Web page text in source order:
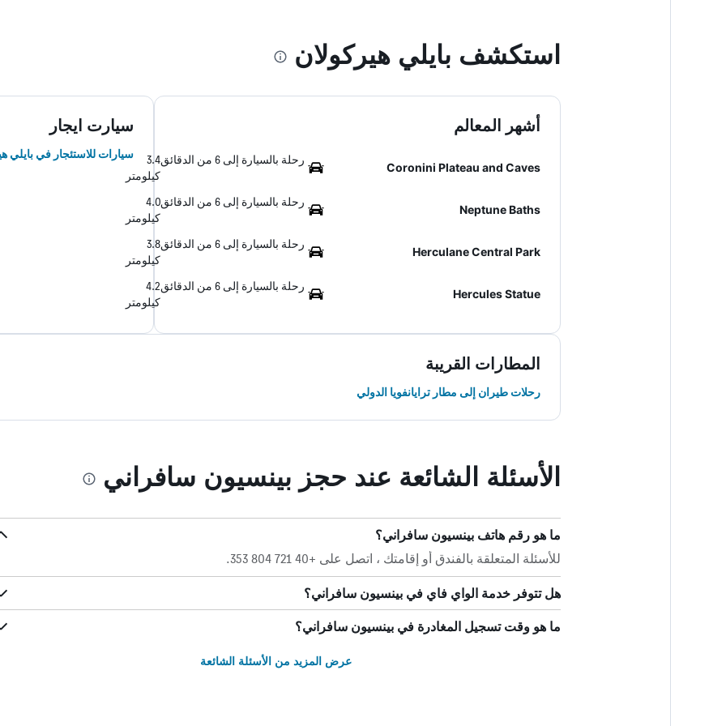
استكشف بايلي هيركولان
أشهر المعالم
Coronini Plateau and Caves
رحلة بالسيارة إلى 6 من الدقائق
3.4
كيلومتر
Neptune Baths
رحلة بالسيارة إلى 6 من الدقائق
4.0
كيلومتر
Herculane Central Park
رحلة بالسيارة إلى 6 من الدقائق
3.8
كيلومتر
Hercules Statue
رحلة بالسيارة إلى 6 من الدقائق
4.2
كيلومتر
سيارت ايجار
سيارات للاستئجار في بايلي
المطارات القريبة
رحلات طيران إلى مطار ترايانفويا الدولي
الأسئلة الشائعة عند حجز بينسيون سافراني
ما هو رقم هاتف بينسيون سافراني؟
للأسئلة المتعلقة بالفندق أو إقامتك ، اتصل على +40 721 804 353.
هل تتوفر خدمة الواي فاي في بينسيون سافراني؟
ما هو وقت تسجيل المغادرة في بينسيون سافراني؟
عرض المزيد من الأسئلة الشائعة